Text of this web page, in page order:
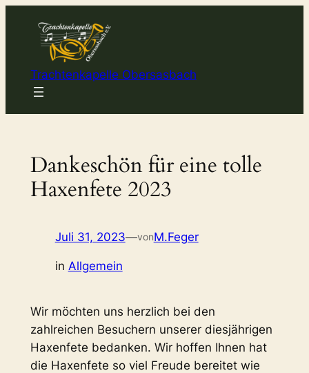
springen
Trachtenkapelle Obersasbach
Dankeschön für eine tolle
Haxenfete 2023
Juli 31, 2023—vonM.Feger
in Allgemein
Wir möchten uns herzlich bei den
zahlreichen Besuchern unserer diesjährigen
Haxenfete bedanken. Wir hoffen Ihnen hat
die Haxenfete so viel Freude bereitet wie